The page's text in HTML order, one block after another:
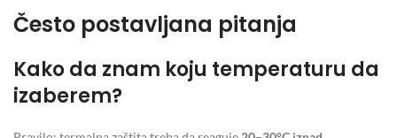
Često postavljana pitanja
Kako da znam koju temperaturu da
izaberem?